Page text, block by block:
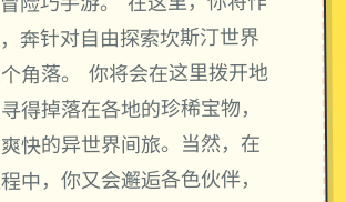
奔针对自由探索坎斯汀世界
角落。 你将会在这里拨开地
得掉落在各地的珍稀宝物，
快的异世界间旅。当然，在
中，你又会邂逅各色伙伴，